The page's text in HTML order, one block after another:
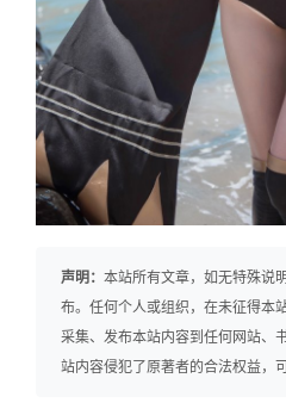
声明： 本站所有文章，如无特殊说
布。任何个人或组织，在未征得本
采集、发布本站内容到任何网站、
站内容侵犯了原著者的合法权益，